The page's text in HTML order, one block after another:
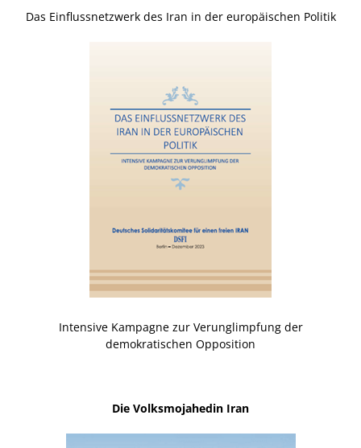
Das Einflussnetzwerk des Iran in der europäischen Politik
Intensive Kampagne zur Verunglimpfung der
demokratischen Opposition
Die Volksmojahedin Iran